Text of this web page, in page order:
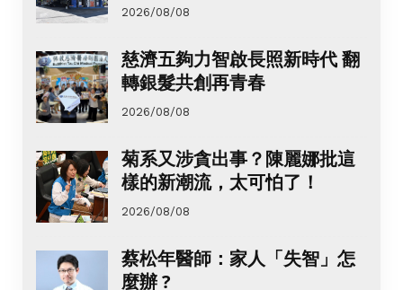
2026/08/08
慈濟五夠力智啟長照新時代 翻
轉銀髮共創再青春
2026/08/08
菊系又涉貪出事？陳麗娜批這
樣的新潮流，太可怕了！
2026/08/08
蔡松年醫師：家人「失智」怎
麼辦 ?